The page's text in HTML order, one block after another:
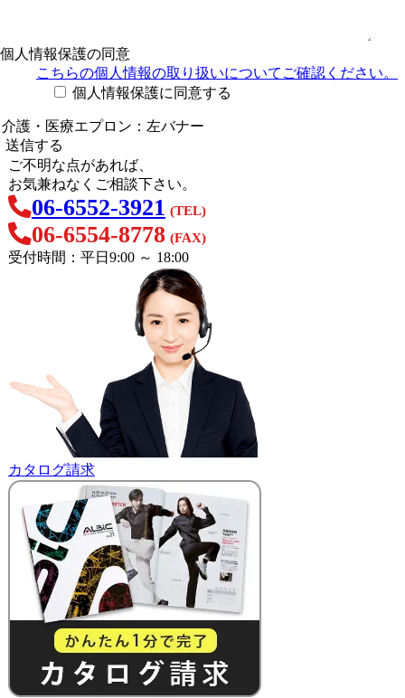
個人情報保護の同意
こちらの個人情報の取り扱いについてご確認ください。
個人情報保護に同意する
ご不明な点があれば、
お気兼ねなくご相談下さい。
06-6552-3921 (TEL)
06-6554-8778 (FAX)
受付時間：平日9:00 ～ 18:00
カタログ請求